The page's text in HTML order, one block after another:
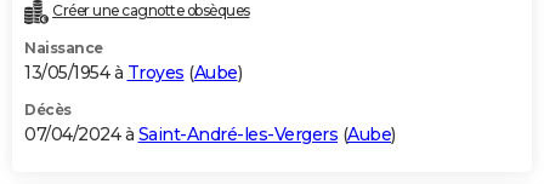
Créer une cagnotte obsèques
Naissance
13/05/1954 à Troyes (Aube)
Décès
07/04/2024 à Saint-André-les-Vergers (Aube)